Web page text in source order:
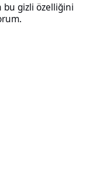
bu gizli özelliğini